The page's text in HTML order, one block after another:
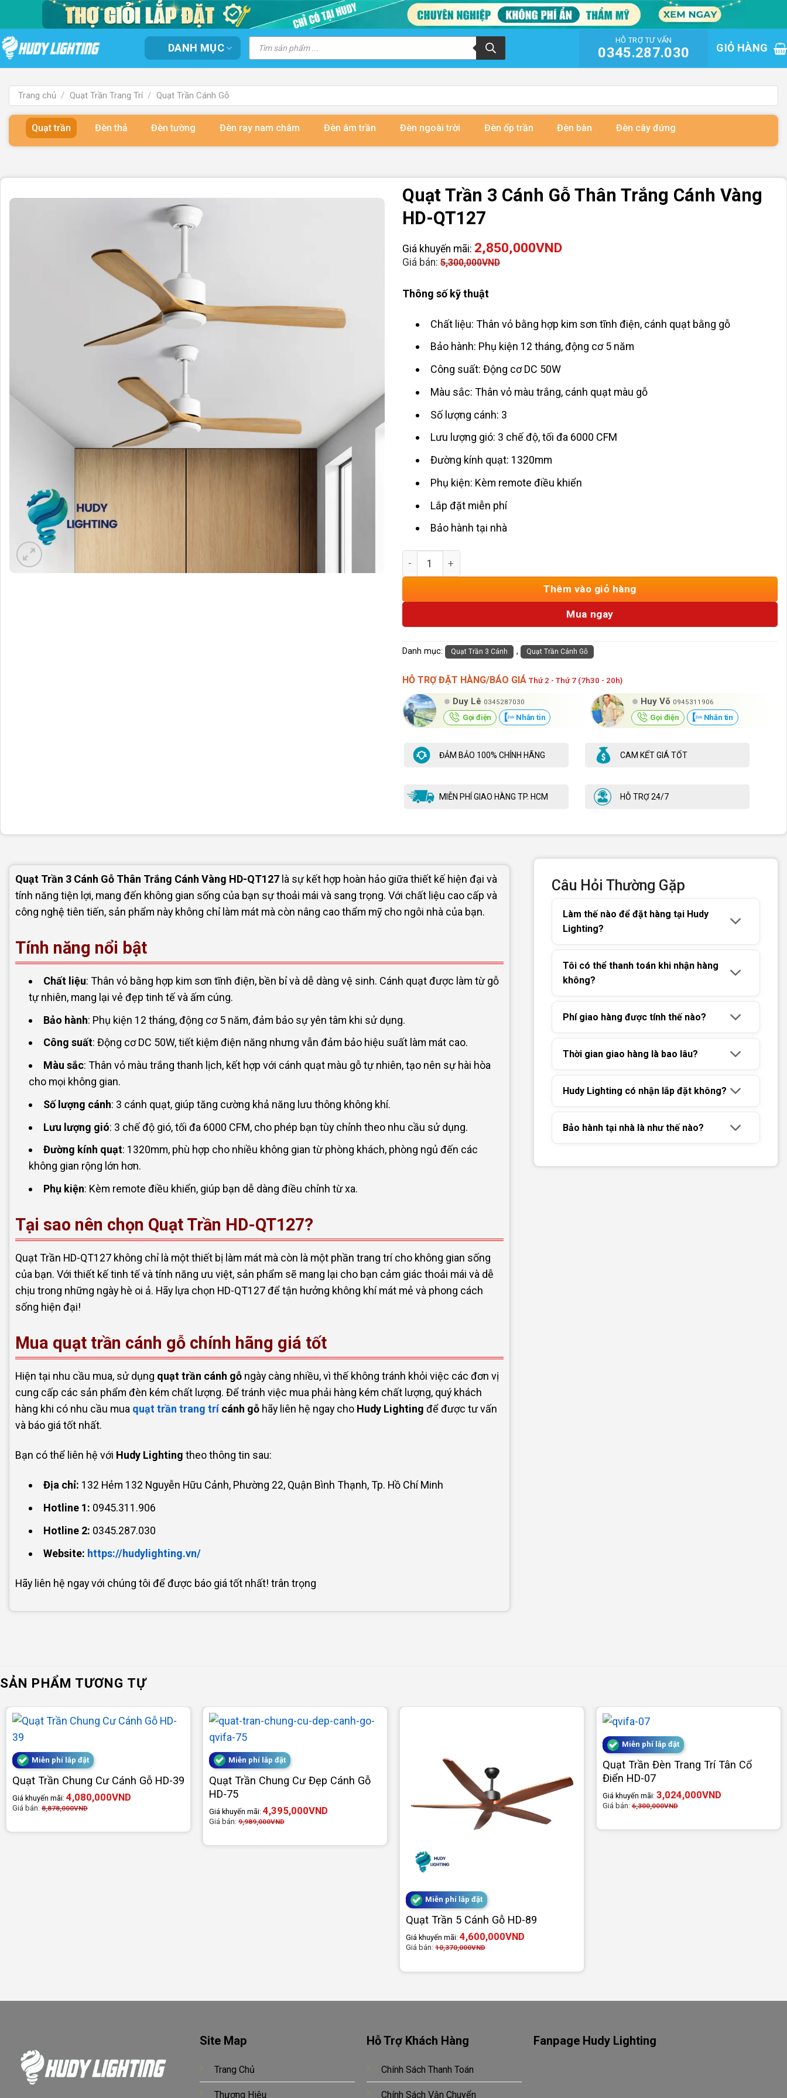
nội
dung
DANH MỤC
Tìm
kiếm
sản
phẩm
HỖ TRỢ TƯ VẤN
0345.287.030 GIỎ HÀNG
Trang chủ / Quạt Trần Trang Trí / Quạt Trần Cánh Gỗ
Quạt trần Đèn thả Đèn tường Đèn ray nam châm Đèn âm trần Đèn ngoài trời Đèn ốp trần Đèn bàn Đèn cây đứng
Quạt Trần 3 Cánh Gỗ Thân Trắng Cánh Vàng
HD-QT127
Giá khuyến mãi: 2,850,000VND
Giá bán: 5,300,000VND
Thông số kỹ thuật
Chất liệu: Thân vỏ bằng hợp kim sơn tĩnh điện, cánh quạt bằng gỗ
Bảo hành: Phụ kiện 12 tháng, động cơ 5 năm
Công suất: Động cơ DC 50W
Màu sắc: Thân vỏ màu trắng, cánh quạt màu gỗ
Số lượng cánh: 3
Lưu lượng gió: 3 chế độ, tối đa 6000 CFM
Đường kính quạt: 1320mm
Phụ kiện: Kèm remote điều khiển
Lắp đặt miễn phí
Bảo hành tại nhà
Thêm vào giỏ hàng
Mua ngay
Danh mục: Quạt Trần 3 Cánh , Quạt Trần Cánh Gỗ
HỖ TRỢ ĐẶT HÀNG/BÁO GIÁ Thứ 2 - Thứ 7 (7h30 - 20h)
Duy Lê 0345287030
Gọi điện Nhắn tin
Huy Võ 0945311906
Gọi điện Nhắn tin
ĐẢM BẢO 100% CHÍNH HÃNG CAM KẾT GIÁ TỐT
MIỄN PHÍ GIAO HÀNG TP. HCM HỖ TRỢ 24/7
Quạt Trần 3 Cánh Gỗ Thân Trắng Cánh Vàng HD-QT127 là sự kết hợp hoàn hảo giữa thiết kế hiện đại và
tính năng tiện lợi, mang đến không gian sống của bạn sự thoải mái và sang trọng. Với chất liệu cao cấp và
công nghệ tiên tiến, sản phẩm này không chỉ làm mát mà còn nâng cao thẩm mỹ cho ngôi nhà của bạn.
Tính năng nổi bật
Chất liệu: Thân vỏ bằng hợp kim sơn tĩnh điện, bền bỉ và dễ dàng vệ sinh. Cánh quạt được làm từ gỗ
tự nhiên, mang lại vẻ đẹp tinh tế và ấm cúng.
Bảo hành: Phụ kiện 12 tháng, động cơ 5 năm, đảm bảo sự yên tâm khi sử dụng.
Công suất: Động cơ DC 50W, tiết kiệm điện năng nhưng vẫn đảm bảo hiệu suất làm mát cao.
Màu sắc: Thân vỏ màu trắng thanh lịch, kết hợp với cánh quạt màu gỗ tự nhiên, tạo nên sự hài hòa
cho mọi không gian.
Số lượng cánh: 3 cánh quạt, giúp tăng cường khả năng lưu thông không khí.
Lưu lượng gió: 3 chế độ gió, tối đa 6000 CFM, cho phép bạn tùy chỉnh theo nhu cầu sử dụng.
Đường kính quạt: 1320mm, phù hợp cho nhiều không gian từ phòng khách, phòng ngủ đến các
không gian rộng lớn hơn.
Phụ kiện: Kèm remote điều khiển, giúp bạn dễ dàng điều chỉnh từ xa.
Tại sao nên chọn Quạt Trần HD-QT127?
Quạt Trần HD-QT127 không chỉ là một thiết bị làm mát mà còn là một phần trang trí cho không gian sống
của bạn. Với thiết kế tinh tế và tính năng ưu việt, sản phẩm sẽ mang lại cho bạn cảm giác thoải mái và dễ
chịu trong những ngày hè oi ả. Hãy lựa chọn HD-QT127 để tận hưởng không khí mát mẻ và phong cách
sống hiện đại!
Mua quạt trần cánh gỗ chính hãng giá tốt
Hiện tại nhu cầu mua, sử dụng quạt trần cánh gỗ ngày càng nhiều, vì thế không tránh khỏi việc các đơn vị
cung cấp các sản phẩm đèn kém chất lượng. Để tránh việc mua phải hàng kém chất lượng, quý khách
hàng khi có nhu cầu mua quạt trần trang trícánh gỗ hãy liên hệ ngay cho Hudy Lighting để được tư vấn
và báo giá tốt nhất.
Bạn có thể liên hệ với Hudy Lighting theo thông tin sau:
Địa chỉ: 132 Hẻm 132 Nguyễn Hữu Cảnh, Phường 22, Quận Bình Thạnh, Tp. Hồ Chí Minh
Hotline 1: 0945.311.906
Hotline 2: 0345.287.030
Website: https://hudylighting.vn/
Hãy liên hệ ngay với chúng tôi để được báo giá tốt nhất! trân trọng
Câu Hỏi Thường Gặp
Làm thế nào để đặt hàng tại Hudy
Lighting?
Tôi có thể thanh toán khi nhận hàng
không?
Phí giao hàng được tính thế nào?
Thời gian giao hàng là bao lâu?
Hudy Lighting có nhận lắp đặt không?
Bảo hành tại nhà là như thế nào?
SẢN PHẨM TƯƠNG TỰ
Miễn phí lắp đặt
Quạt Trần Chung Cư Cánh Gỗ HD-39
Giá khuyến mãi: 4,080,000VND
Giá bán:8,878,000VND
Miễn phí lắp đặt
Quạt Trần Chung Cư Đẹp Cánh Gỗ
HD-75
Giá khuyến mãi: 4,395,000VND
Giá bán:9,989,000VND
Miễn phí lắp đặt
Quạt Trần 5 Cánh Gỗ HD-89
Giá khuyến mãi: 4,600,000VND
Giá bán:10,370,000VND
Miễn phí lắp đặt
Quạt Trần Đèn Trang Trí Tân Cổ
Điển HD-07
Giá khuyến mãi: 3,024,000VND
Giá bán:6,300,000VND
Site Map
Trang Chủ
Thương Hiệu
Hỗ Trợ Khách Hàng
Chính Sách Thanh Toán
Chính Sách Vận Chuyển
Fanpage Hudy Lighting